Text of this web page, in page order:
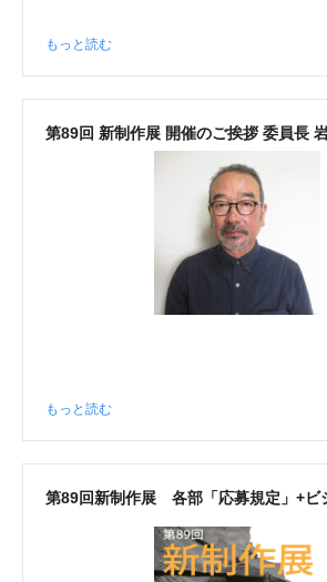
もっと読む
第89回 新制作展 開催のご挨拶 委員長
もっと読む
第89回新制作展 各部「応募規定」+ビ